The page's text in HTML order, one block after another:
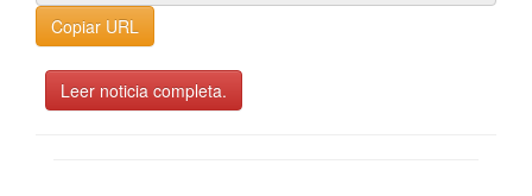
Copiar URL
Leer noticia completa.